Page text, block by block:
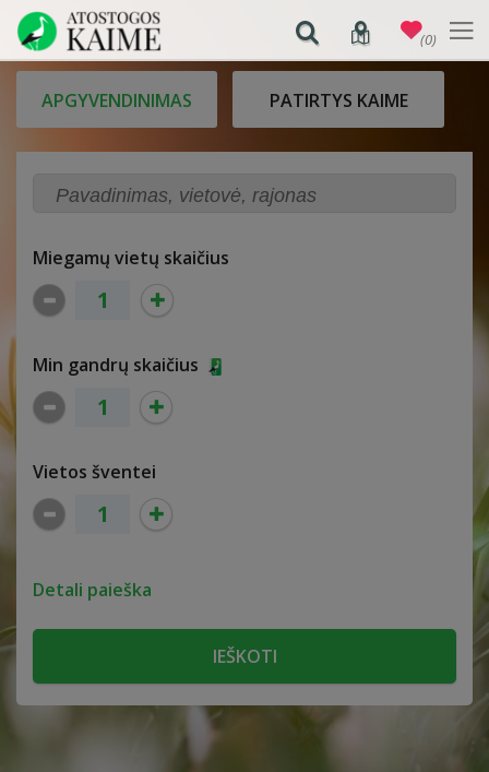
APGYVENDINIMAS PATIRTYS KAIME
Miegamų vietų skaičius
Min gandrų skaičius
Vietos šventei
Detali paieška
(0)